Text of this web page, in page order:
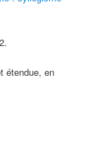
étendue, en